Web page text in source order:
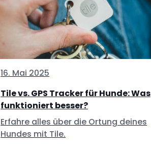
16. Mai 2025
Tile vs. GPS Tracker für Hunde: Was
funktioniert besser?
Erfahre alles über die Ortung deines
Hundes mit Tile.